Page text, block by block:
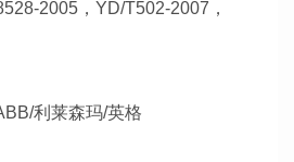
2005，YD/T502-2007，
利莱森玛/英格